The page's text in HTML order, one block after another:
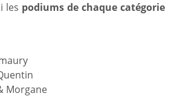
les podiums de chaque catégorie
Morgane